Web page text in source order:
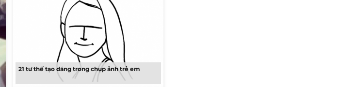
21 tư thế tạo dáng trong chụp ảnh trẻ em